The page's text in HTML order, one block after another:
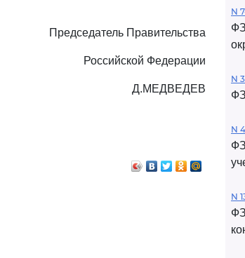
Председатель Правительства
Российской Федерации
Д.МЕДВЕДЕВ
N
N
N
N